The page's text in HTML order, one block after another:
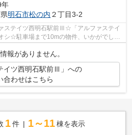
年
明石市松の内 ２丁目3-2
ステイツ西明石駅前Ⅲ☆「アルファステイ
シ☆駐車場まで10mの物件、いかがでしょ
報がありません。
イツ西明石駅前Ⅲ」への
合わせはこちら
1 件 1～11 棟を表示